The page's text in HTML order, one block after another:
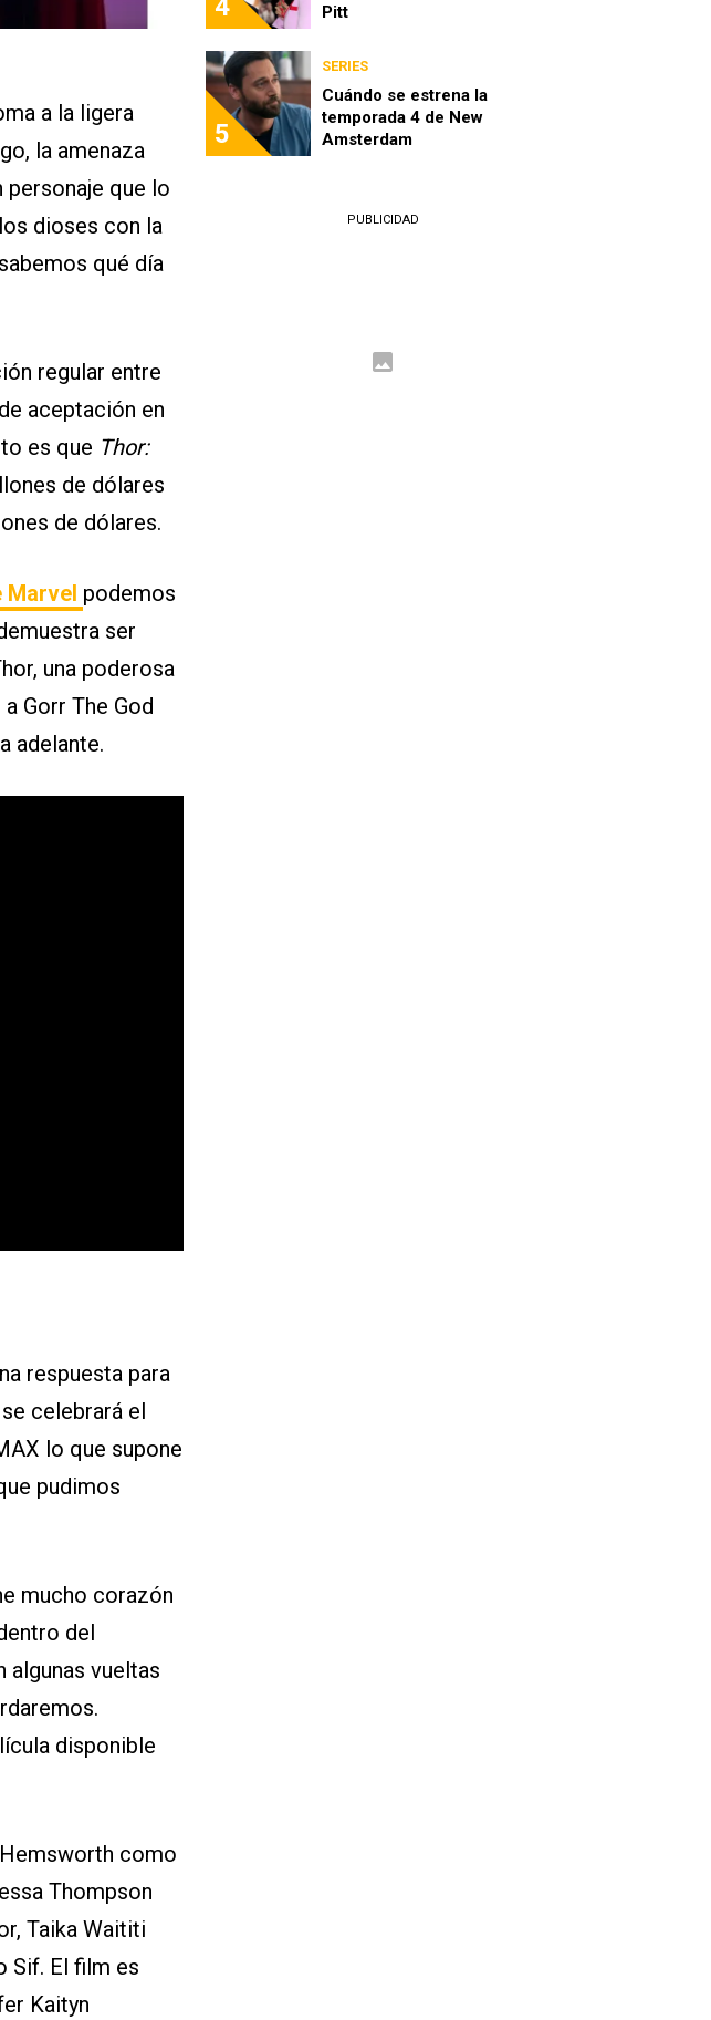
a la ligera
la amenaza
personaje que lo
dioses con la
qué día
regular entre
aceptación en
es que Thor:
de dólares
de dólares.
Marvel podemos
ser
una poderosa
Gorr The God
adelante.
respuesta para
celebrará el
lo que supone
pudimos
mucho corazón
del
algunas vueltas
disponible
como
Thompson
Taika Waititi
Sif. El film es
Kaityn
4 Pitt
5
SERIES
Cuándo se estrena la
temporada 4 de New
Amsterdam
PUBLICIDAD